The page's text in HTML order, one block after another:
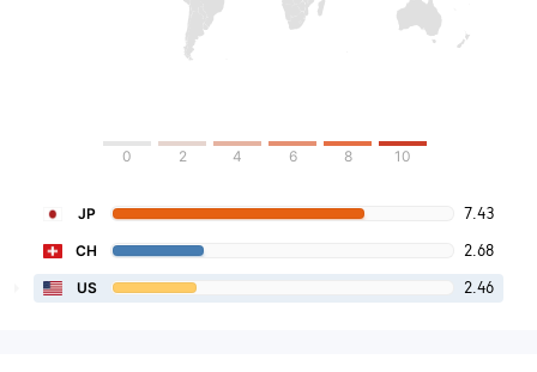
0 2 4 6 8 10
JP 7.43
CH 2.68
US 2.46